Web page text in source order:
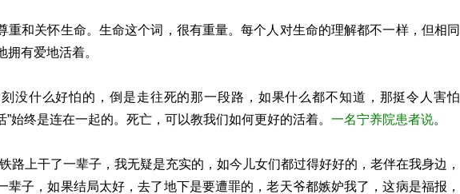
重和关怀生命。生命这个词，很有重量。每个人对生命的理解都不一样，但相同
拥有爱地活着。
没什么好怕的，倒是走往死的那一段路，如果什么都不知道，那挺令人害怕
”始终是连在一起的。死亡，可以教我们如何更好的活着。 一名宁养院患者说。
路上干了一辈子，我无疑是充实的，如今儿女们都过得好好的，老伴在我身边，
辈子，如果结局太好，去了地下是要遭罪的，老天爷都嫉妒我了，这病是福报，